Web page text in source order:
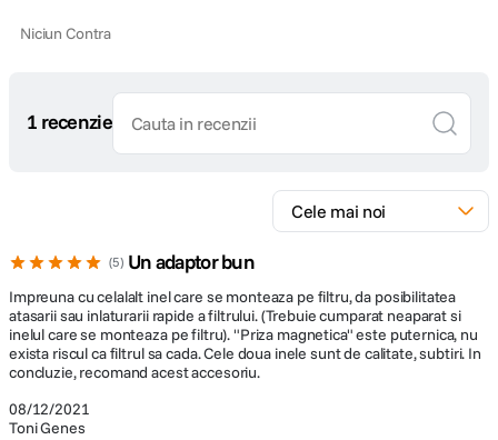
Niciun Contra
1 recenzie
5 Un adaptor bun
08/12/2021
Toni Genes
Impreuna cu celalalt inel care se monteaza pe filtru, da posibilitatea
atasarii sau inlaturarii rapide a filtrului. (Trebuie cumparat neaparat si
inelul care se monteaza pe filtru). "Priza magnetica" este puternica, nu
exista riscul ca filtrul sa cada. Cele doua inele sunt de calitate, subtiri. In
concluzie, recomand acest accesoriu.